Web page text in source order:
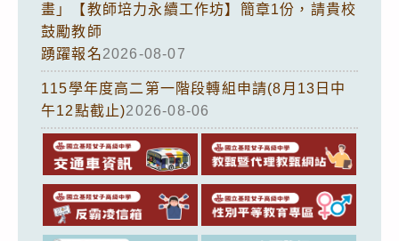
畫」【教師培力永續工作坊】簡章1份，請貴校
鼓勵教師
踴躍報名2026-08-07
115學年度高二第一階段轉組申請(8月13日中
午12點截止)2026-08-06